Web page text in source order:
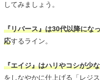
してみましょう。
『リバース』は30代以降にな
応するライン。
『エイジ』はハリやコシが少
をしなやかに仕上げる「レジ